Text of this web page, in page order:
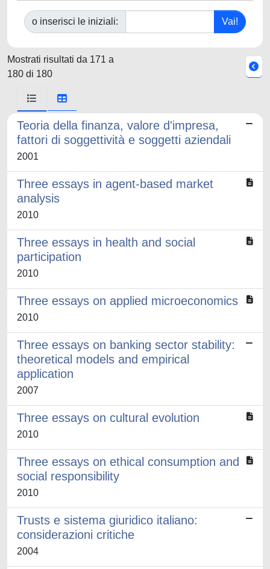
o inserisci le iniziali:
Mostrati risultati da 171 a
180 di 180
Teoria della finanza, valore d'impresa,
fattori di soggettività e soggetti aziendali
2001
Three essays in agent-based market
analysis
2010
Three essays in health and social
participation
2010
Three essays on applied microeconomics
2010
Three essays on banking sector stability:
theoretical models and empirical
application
2007
Three essays on cultural evolution
2010
Three essays on ethical consumption and
social responsibility
2010
Trusts e sistema giuridico italiano:
considerazioni critiche
2004